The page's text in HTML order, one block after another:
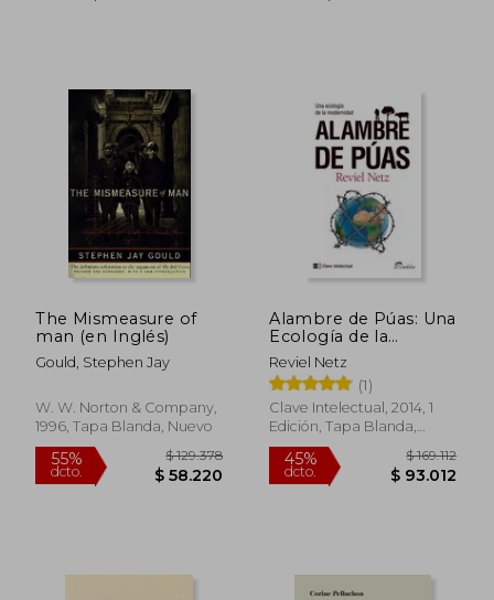
55%
The Mismeasure of
man (en Inglés)
Gould, Stephen Jay
W. W. Norton & Company,
1996, Tapa Blanda, Nuevo
Alambre de Púas: Una
Ecología de la
Modernidad
Reviel Netz
(1)
Clave Intelectual, 2014, 1
Edición, Tapa Blanda,
Nuevo